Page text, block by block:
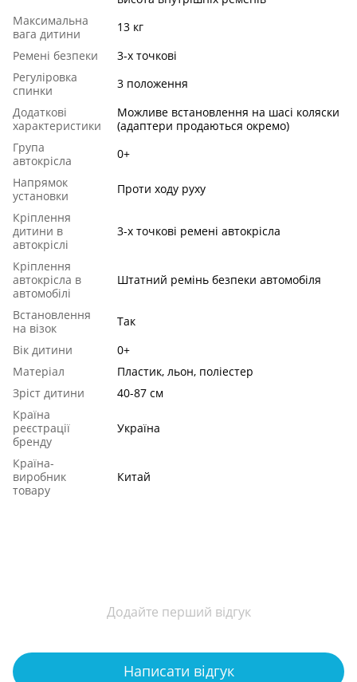
Максимальна
вага дитини
13 кг
Ремені безпеки
3-х точкові
Регуліровка
спинки
3 положення
Додаткові
характеристики
Можливе встановлення на шасі коляски
(адаптери продаються окремо)
Група
автокрісла
0+
Напрямок
установки
Проти ходу руху
Кріплення
дитини в
автокріслі
3-х точкові ремені автокрісла
Кріплення
автокрісла в
автомобілі
Штатний ремінь безпеки автомобіля
Встановлення
на візок
Так
Вік дитини
0+
Матеріал
Пластик, льон, поліестер
Зріст дитини
40-87 см
Країна
реєстрації
бренду
Україна
Країна-
виробник
товару
Китай
Додайте перший відгук
Написати відгук